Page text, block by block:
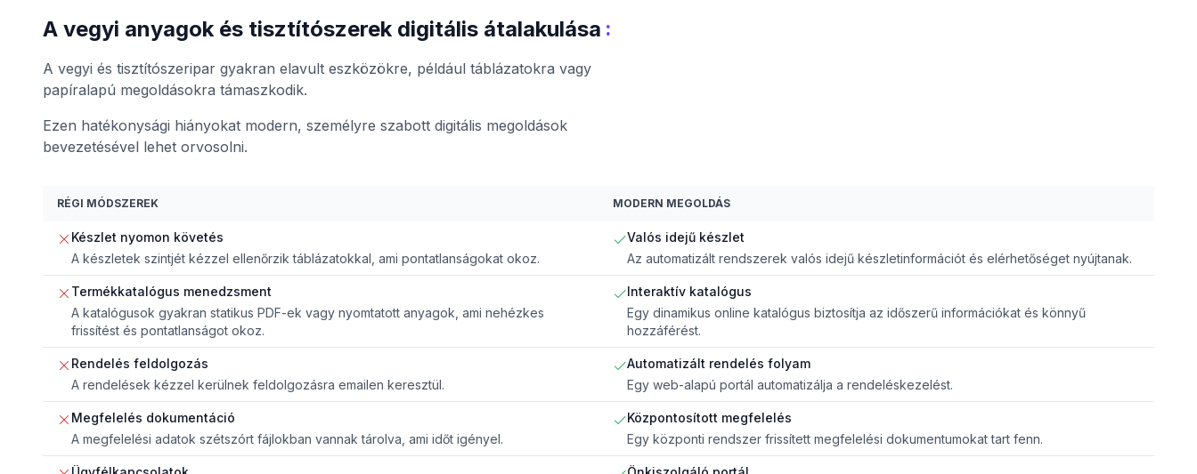
A vegyi anyagok és tisztítószerek digitális átalakulása :
A vegyi és tisztítószeripar gyakran elavult eszközökre, például táblázatokra vagy
papíralapú megoldásokra támaszkodik.
Ezen hatékonysági hiányokat modern, személyre szabott digitális megoldások
bevezetésével lehet orvosolni.
RÉGI MÓDSZEREK MODERN MEGOLDÁS
Készlet nyomon követés
A készletek szintjét kézzel ellenőrzik táblázatokkal, ami pontatlanságokat okoz.
Valós idejű készlet
Az automatizált rendszerek valós idejű készletinformációt és elérhetőséget nyújtanak.
Termékkatalógus menedzsment
A katalógusok gyakran statikus PDF-ek vagy nyomtatott anyagok, ami nehézkes
frissítést és pontatlanságot okoz.
Interaktív katalógus
Egy dinamikus online katalógus biztosítja az időszerű információkat és könnyű
hozzáférést.
Rendelés feldolgozás
A rendelések kézzel kerülnek feldolgozásra emailen keresztül.
Automatizált rendelés folyam
Egy web-alapú portál automatizálja a rendeléskezelést.
Megfelelés dokumentáció
A megfelelési adatok szétszórt fájlokban vannak tárolva, ami időt igényel.
Központosított megfelelés
Egy központi rendszer frissített megfelelési dokumentumokat tart fenn.